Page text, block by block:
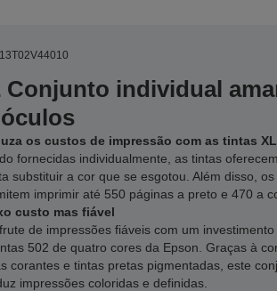
Conjunto individual
os custos de impressão com as tintas XL
fornecidas individualmente, as tintas
substituir a cor que se esgotou. Além disso, os
imprimir até 550 páginas a preto e 470 a
custo mas fiável
de impressões fiáveis com um
502 de quatro cores da Epson. Graças à
corantes e tintas pretas pigmentadas, este
impressões coloridas e definidas.